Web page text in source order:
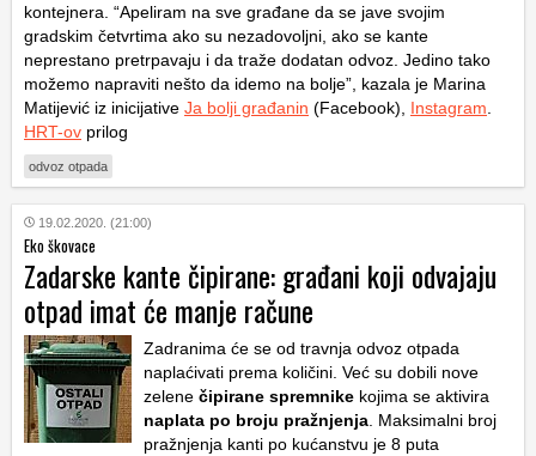
kontejnera. “Apeliram na sve građane da se jave svojim
gradskim četvrtima ako su nezadovoljni, ako se kante
neprestano pretrpavaju i da traže dodatan odvoz. Jedino tako
možemo napraviti nešto da idemo na bolje”, kazala je Marina
Matijević iz inicijative Ja bolji građanin (Facebook), Instagram
HRT-ov prilog
odvoz otpada
19.02.2020. (21:00)
Eko škovace
Zadarske kante čipirane: građani koji odvajaju
otpad imat će manje račune
Zadranima će se od travnja odvoz otpada
naplaćivati prema količini. Već su dobili nove
zelene čipirane spremnike kojima se aktivira
naplata po broju pražnjenja . Maksimalni broj
pražnjenja kanti po kućanstvu je 8 puta